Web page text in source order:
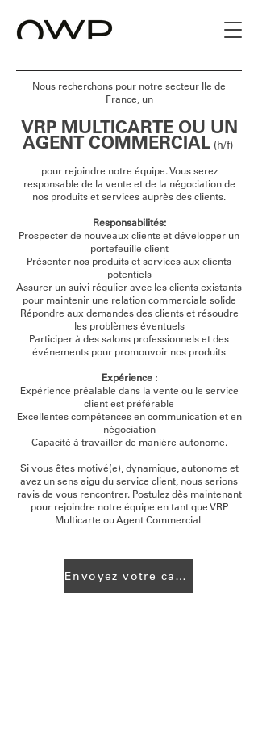
Nous recherchons pour notre secteur Ile de
France, un
VRP MULTICARTE OU UN
AGENT COMMERCIAL(h/f)
pour rejoindre notre équipe. Vous serez
responsable de la vente et de la négociation de
nos produits et services auprès des clients.
Responsabilités:
Prospecter de nouveaux clients et développer un
portefeuille client
Présenter nos produits et services aux clients
potentiels
Assurer un suivi régulier avec les clients existants
pour maintenir une relation commerciale solide
Répondre aux demandes des clients et résoudre
les problèmes éventuels
Participer à des salons professionnels et des
événements pour promouvoir nos produits
Expérience :
Expérience préalable dans la vente ou le service
client est préférable
Excellentes compétences en communication et en
négociation
Capacité à travailler de manière autonome.
Si vous êtes motivé(e), dynamique, autonome et
avez un sens aigu du service client, nous serions
ravis de vous rencontrer. Postulez dès maintenant
pour rejoindre notre équipe en tant que VRP
Multicarte ou Agent Commercial
Envoyez votre candidature